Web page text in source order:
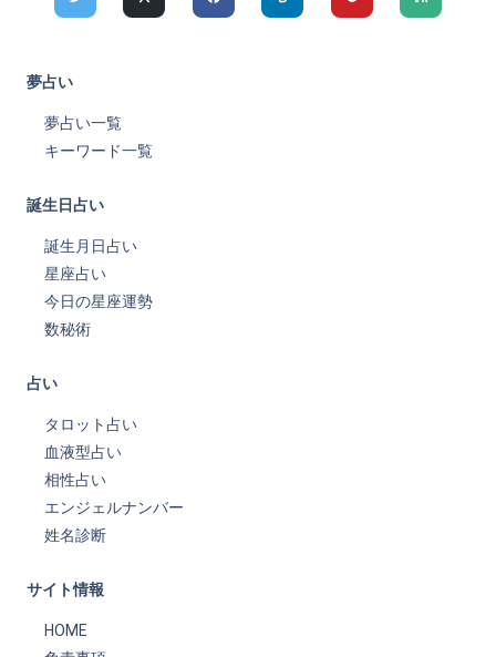
夢占い
夢占い一覧
キーワード一覧
誕生日占い
誕生月日占い
星座占い
今日の星座運勢
数秘術
占い
タロット占い
血液型占い
相性占い
エンジェルナンバー
姓名診断
サイト情報
HOME